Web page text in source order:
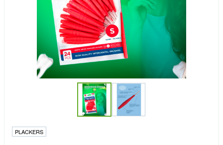
PLACKERS